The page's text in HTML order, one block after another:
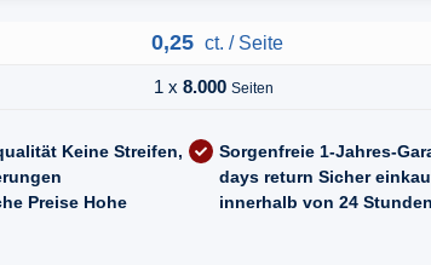
0,25 ct. / Seite
1 x 8.000 Seiten
Keine Streifen,
Preise Hohe
Sorgenfreie 1-Jahres-
days return Sicher
innerhalb von 24